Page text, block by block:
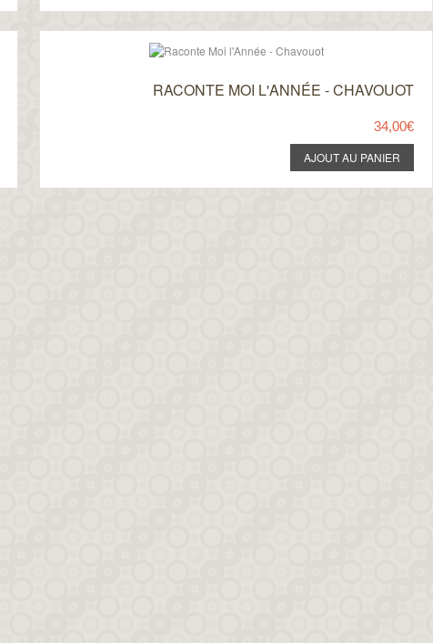
RACONTE MOI L'ANNÉE - CHAVOUOT
34,00€